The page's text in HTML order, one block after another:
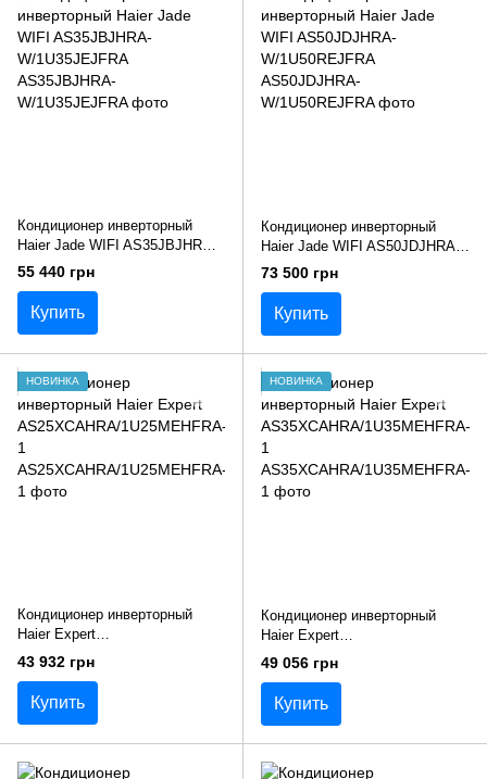
Кондиционер инверторный
Haier Jade WIFI AS35JBJHRA-
W/1U35JEJFRA
55 440 грн
Купить
Кондиционер инверторный
Haier Jade WIFI AS50JDJHRA-
W/1U50REJFRA
73 500 грн
Купить
НОВИНКА
Кондиционер инверторный
Haier Expert
AS25XCAHRA/1U25MEHFRA-1
43 932 грн
Купить
НОВИНКА
Кондиционер инверторный
Haier Expert
AS35XCAHRA/1U35MEHFRA-1
49 056 грн
Купить